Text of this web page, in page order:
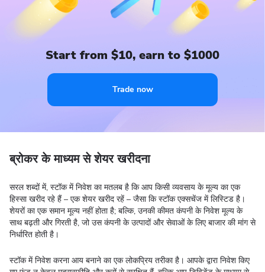
Start from $10, earn to $1000
Trade now
ब्रोकर के माध्यम से शेयर खरीदना
सरल शब्दों में, स्टॉक में निवेश का मतलब है कि आप किसी व्यवसाय के मूल्य का एक
हिस्सा खरीद रहे हैं – एक शेयर खरीद रहें – जैसा कि स्टॉक एक्सचेंज में लिस्टिड है।
शेयरों का एक समान मूल्य नहीं होता है; बल्कि, उनकी कीमत कंपनी के निवेश मूल्य के
साथ बढ़ती और गिरती है, जो उस कंपनी के उत्पादों और सेवाओं के लिए बाजार की मांग से
निर्धारित होती है।
स्टॉक में निवेश करना आय बनाने का एक लोकप्रिय तरीका है। आपके द्वारा निवेश किए